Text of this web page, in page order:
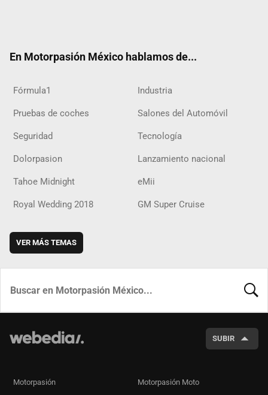
En Motorpasión México hablamos de...
Fórmula1 Industria
Pruebas de coches Salones del Automóvil
Seguridad Tecnología
Dolorpasion Lanzamiento nacional
Tahoe Midnight eMii
Royal Wedding 2018 GM Super Cruise
VER MÁS TEMAS
SUBIR
Motorpasión Motorpasión Moto